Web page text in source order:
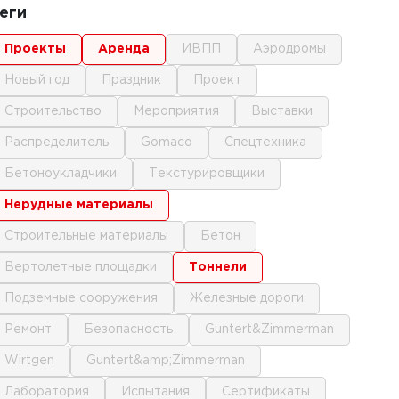
проекты аренда ИВПП аэродромы
новый год праздник проект
строительство мероприятия выставки
распределитель gomaco спецтехника
бетоноукладчики текстурировщики
нерудные материалы
строительные материалы бетон
вертолетные площадки тоннели
подземные сооружения железные дороги
ремонт безопасность Guntert&Zimmerman
Wirtgen Guntert&amp;Zimmerman
лаборатория испытания сертификаты